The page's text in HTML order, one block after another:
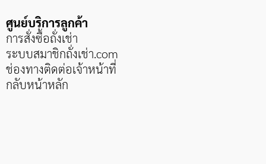
ศูนย์บริการลูกค้า
การสั่งซื้อถั่งเช่า
ระบบสมาชิกถั่งเช่า.com
ช่องทางติดต่อเจ้าหน้าที่
กลับหน้าหลัก